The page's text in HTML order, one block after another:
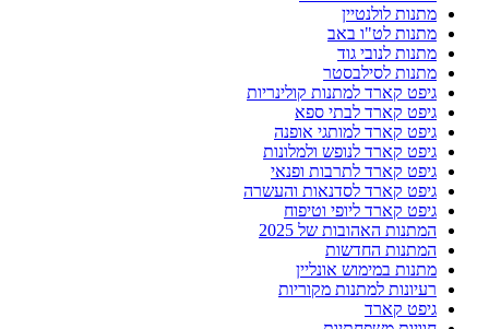
מתנות לולנטיין
מתנות לט"ו באב
מתנות לנובי גוד
מתנות לסילבסטר
גיפט קארד למתנות קולינריות
גיפט קארד לבתי ספא
גיפט קארד למותגי אופנה
גיפט קארד לנופש ולמלונות
גיפט קארד לתרבות ופנאי
גיפט קארד לסדנאות והעשרה
גיפט קארד ליופי וטיפוח
המתנות האהובות של 2025
המתנות החדשות
מתנות במימוש אונליין
רעיונות למתנות מקוריות
גיפט קארד